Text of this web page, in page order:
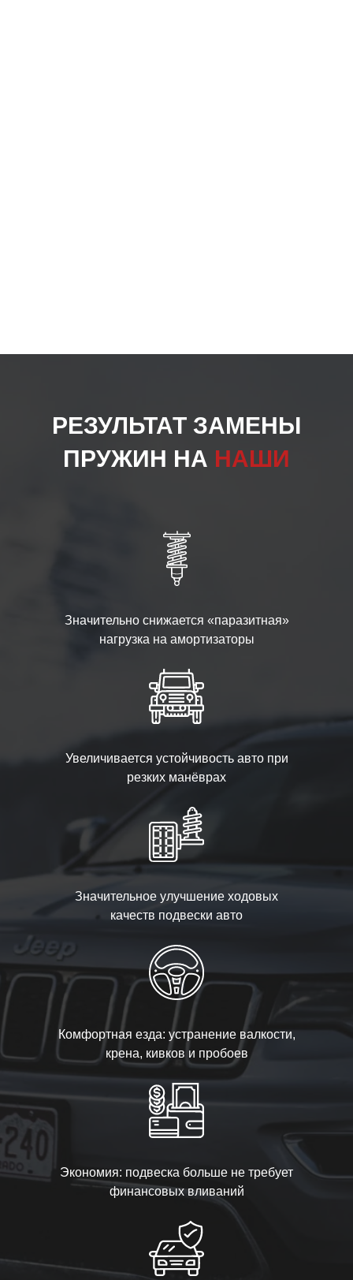
РЕЗУЛЬТАТ ЗАМЕНЫ
ПРУЖИН НА НАШИ
Значительно снижается «паразитная»
нагрузка на амортизаторы
Увеличивается устойчивость авто при
резких манёврах
Значительное улучшение ходовых
качеств подвески авто
Комфортная езда: устранение валкости,
крена, кивков и пробоев
Экономия: подвеска больше не требует
финансовых вливаний